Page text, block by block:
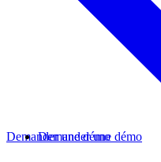
Demander une démo
Demander une démo